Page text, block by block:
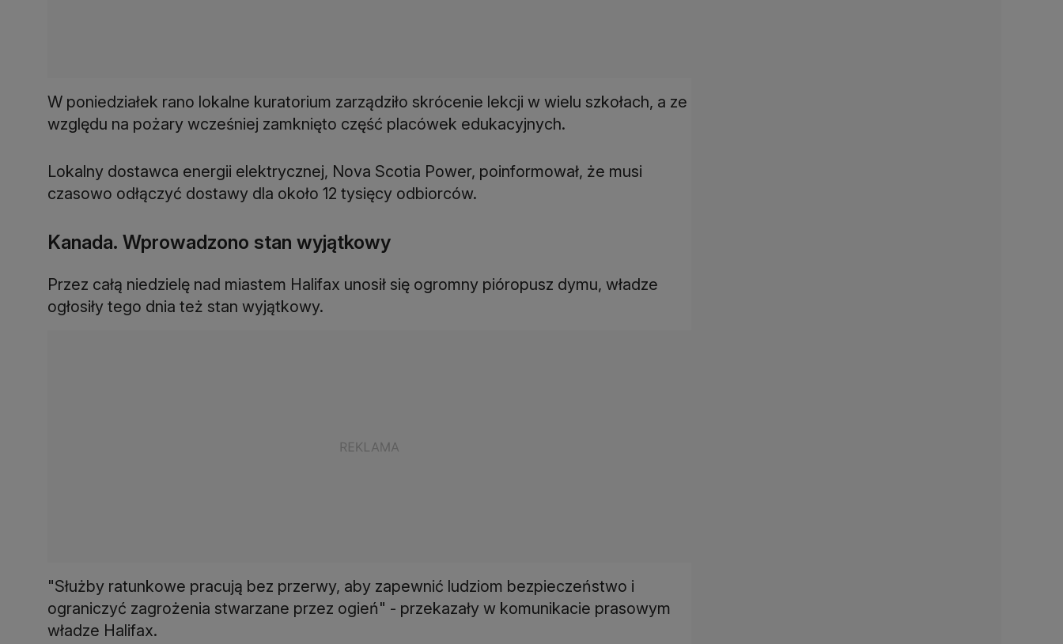
W poniedziałek rano lokalne kuratorium zarządziło skrócenie lekcji w wielu szkołach, a ze
względu na pożary wcześniej zamknięto część placówek edukacyjnych.
Lokalny dostawca energii elektrycznej, Nova Scotia Power, poinformował, że musi
czasowo odłączyć dostawy dla około 12 tysięcy odbiorców.
Kanada. Wprowadzono stan wyjątkowy
Przez całą niedzielę nad miastem Halifax unosił się ogromny pióropusz dymu, władze
ogłosiły tego dnia też stan wyjątkowy.
"Służby ratunkowe pracują bez przerwy, aby zapewnić ludziom bezpieczeństwo i
ograniczyć zagrożenia stwarzane przez ogień" - przekazały w komunikacie prasowym
władze Halifax.